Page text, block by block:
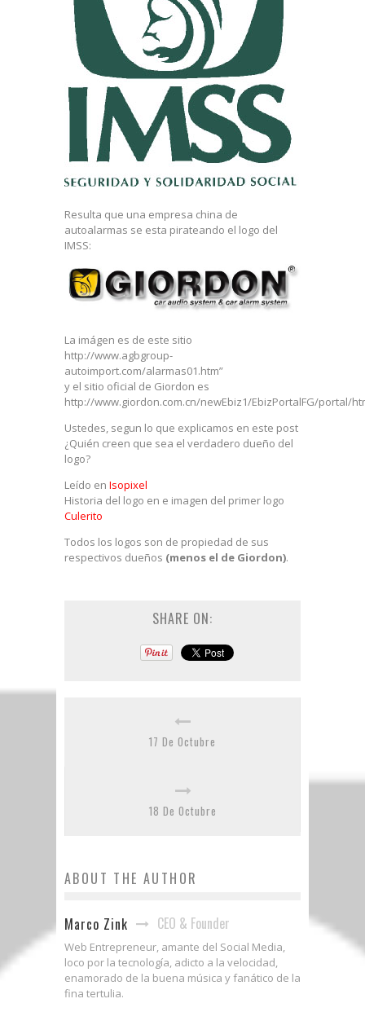
Resulta que una empresa china de
autoalarmas se esta pirateando el logo del
IMSS:
La imágen es de este sitio
http://www.agbgroup-
autoimport.com/alarmas01.htm”
y el sitio oficial de Giordon es
http://www.giordon.com.cn/newEbiz1/EbizPortalFG/portal/
Ustedes, segun lo que explicamos en este post
¿Quién creen que sea el verdadero dueño del
logo?
Leído en Isopixel
Historia del logo en e imagen del primer logo
Culerito
Todos los logos son de propiedad de sus
respectivos dueños (menos el de Giordon).
SHARE ON:
17 De Octubre
18 De Octubre
ABOUT THE AUTHOR
Marco Zink CEO & Founder
Web Entrepreneur, amante del Social Media,
loco por la tecnología, adicto a la velocidad,
enamorado de la buena música y fanático de la
fina tertulia.